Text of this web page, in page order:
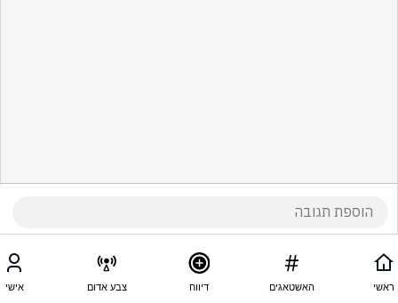
ראשי האשטאגים דיווח צבע אדום אישי